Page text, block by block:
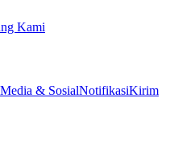
Kami
Media & SosialNotifikasiKirim